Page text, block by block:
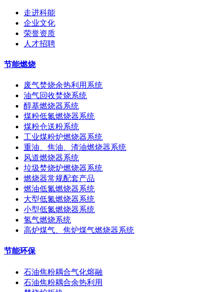
走进科能
企业文化
荣誉资质
人才招聘
节能燃烧
废气焚烧余热利用系统
油气回收焚烧系统
醇基燃烧器系统
煤粉低氮燃烧器系统
煤粉仓送粉系统
工业煤粉炉燃烧器系统
重油、焦油、渣油燃烧器系统
风道燃烧器系统
垃圾焚烧炉燃烧器系统
燃烧器常规配套产品
燃油低氮燃烧器系统
大型低氮燃烧器系统
小型低氮燃烧器系统
氢气燃烧系统
高炉煤气、焦炉煤气燃烧器系统
节能环保
石油焦粉耦合气化熔融
石油焦粉耦合余热利用